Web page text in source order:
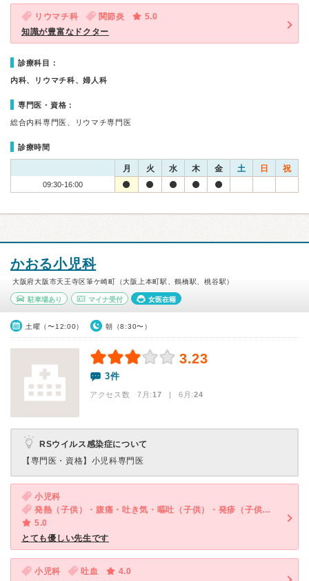
リウマチ科 関節炎
5.0
知識が豊富なドクター
診療科目：
内科、リウマチ科、婦人科
専門医・資格：
総合内科専門医、リウマチ専門医
診療時間
月 火 水 木 金 土 日 祝
09:30-16:00
かおる小児科
大阪府大阪市天王寺区筆ケ崎町（大阪上本町駅、鶴橋駅、桃谷駅）
駐車場あり マイナ受付 女医在籍
土曜（〜12:00） 朝（8:30〜）
3.23
3件
アクセス数 7月:17 | 6月:24
RSウイルス感染症について
【専門医・資格】 小児科専門医
小児科
発熱（子供）・腹痛・吐き気・嘔吐（子供）・発疹（子供）・咳・呼吸困難（子供）
5.0
とても優しい先生です
小児科 吐血
4.0